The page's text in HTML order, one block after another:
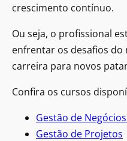
crescimento contínuo.
Ou seja, o profissional
enfrentar os desafios do
carreira para novos
Confira os cursos
Gestão de
Gestão de Projetos